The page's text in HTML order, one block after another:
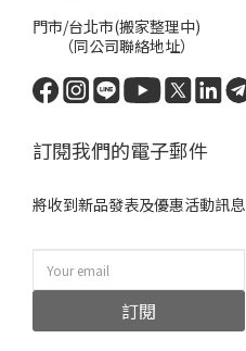
門市/台北市(搬家整理中)
（同公司聯絡地址）
訂閱我們的電子郵件
將收到新品發表及優惠活動訊息
訂閱